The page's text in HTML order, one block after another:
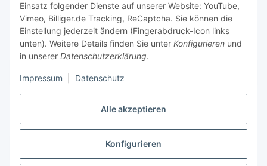
Alle akzeptieren
Konfigurieren
Einsatz folgender Dienste auf unserer Website: YouTube,
Vimeo, Billiger.de Tracking, ReCaptcha. Sie können die
Einstellung jederzeit ändern (Fingerabdruck-Icon links
unten). Weitere Details finden Sie unter Konfigurieren und
in unserer Datenschutzerklärung.
Impressum Datenschutz
Beliebte Kategorien
Kompressionsversorgung